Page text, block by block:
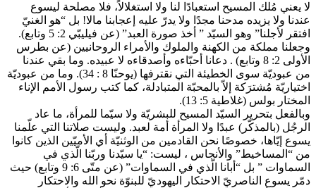
لا يعني مُلك المسيح استعبادًا لنا ولا استغلالاً، فلا مصلحة ليسوع
عندنا ولا يزيده مدحنا مجدًا ولا يدرّ عليه إعجابنا مالا! بل “هو الغنيّ
افتقر لأجلنا” وهو السيّد ” أخذ صورة العبد” (عن فيليبّي 2: 5 وتابع).
وجعلنا مملكة من الكهنة والملوك والأمراء الروحانيين (عن بطرس
الأولى 2: 8 وتابع) . دعانا أحبّاءه وأصدقاءه لا عبيده. وما بقي عندنا
من عبوديّة سوى الخطيئة التي نقترفها (يوحنّا 8 : 34). وما من عبوديّة
اختياريّة مُشترَكة إلاّ بالمحبّة المتبادلة، كما كتب رسول الأمم الإناء
المختار بولس (غلاطية 5: 13).
وبالفعل بتحرير السيّد المسيح للبشريّة ولا سيّما للمرأة، ما عاد
الرجُل (بالمذكّر) عبدًا ولا المرأة أمة لعبد. وليست صلاتنا التي علّمنا
يسوع إيّاها، خصوصًا نحن القادمين من الوثنيّة أي الأميّين الذين كانوا
من “المساخيط” والأنجاس ، ليست: “يا سيّدنا وربّنا الّذي في
السماوات ” بل “أبانا الّذي في السماوات” (عن متّى 6: 9 وتابع) حيث
دمّر يسوع الناصريّ الاحتكار اليهوديّ للبنوّة نحو الله والاحتكار